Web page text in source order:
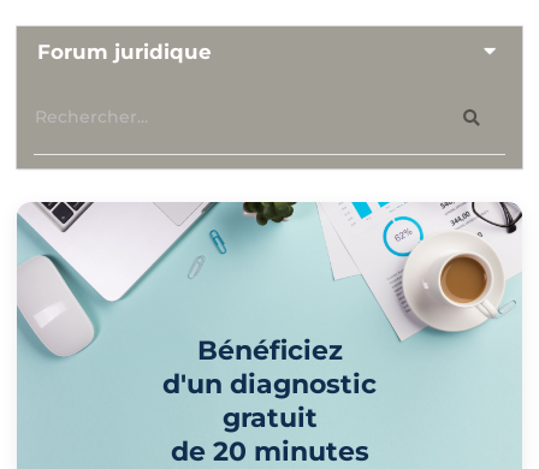
Forum juridique
Bénéficiez
d'un diagnostic
gratuit
de 20 minutes